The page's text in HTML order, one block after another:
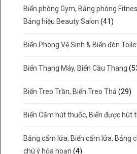
Biển phòng Gym, Bảng phòng
Bảng hiệu Beauty Salon (41)
Biển Phòng Vệ Sinh & Biển đèn
Biển Thang Máy, Biển Cầu Thang
Biển Treo Trần, Biển Treo Thả (29)
Biển Cấm hút thuốc, Biển được hút
Bảng cấm lửa, Biển cấm lửa, Bảng
chú ý hỏa hoạn (4)